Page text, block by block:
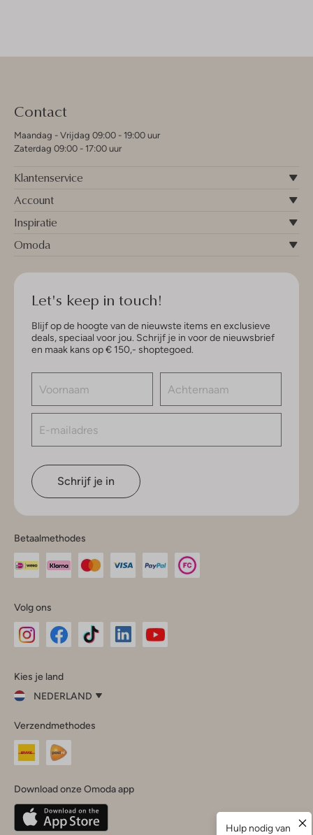
Contact
Maandag - Vrijdag 09:00 - 19:00 uur
Zaterdag 09:00 - 17:00 uur
Klantenservice
Account
Inspiratie
Omoda
Let's keep in touch!
Blijf op de hoogte van de nieuwste items en exclusieve
deals, speciaal voor jou. Schrijf je in voor de nieuwsbrief
en maak kans op € 150,- shoptegoed.
Schrijf je in
Betaalmethodes
Volg ons
InstagramFacebook
Kies je land
NEDERLAND
je
land
Nederland
Belgique(Français)
Deutschland
Verzendmethodes
Download onze Omoda app